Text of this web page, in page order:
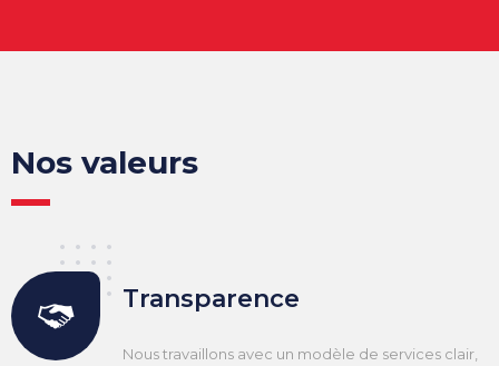
Nos valeurs
Transparence
Nous travaillons avec un modèle de services clair,